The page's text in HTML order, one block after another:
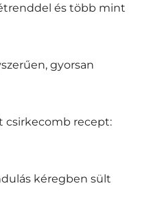
és több mint
gyorsan
csirkecomb recept:
kéregben sült